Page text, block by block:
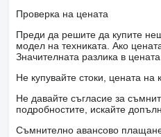
Проверка на цената
Преди да решите да купите
модел на техниката. Ако
Значителната разлика в
Не купувайте стоки, цената на
Не давайте съгласие за
подробностите, искайте
Съмнително авансово